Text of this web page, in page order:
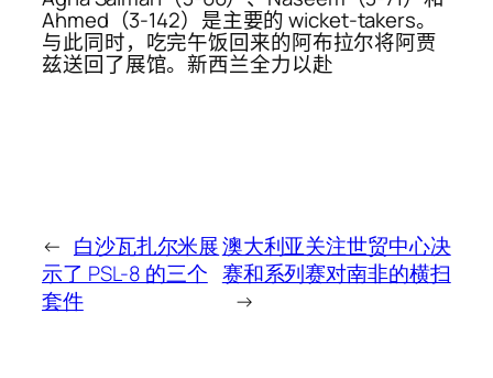
Ahmed（3-142）是主要的 wicket-takers。
与此同时，吃完午饭回来的阿布拉尔将阿贾
兹送回了展馆。新西兰全力以赴
← 白沙瓦扎尔米展
示了 PSL-8 的三个
套件
澳大利亚关注世贸中心决
赛和系列赛对南非的横扫
→